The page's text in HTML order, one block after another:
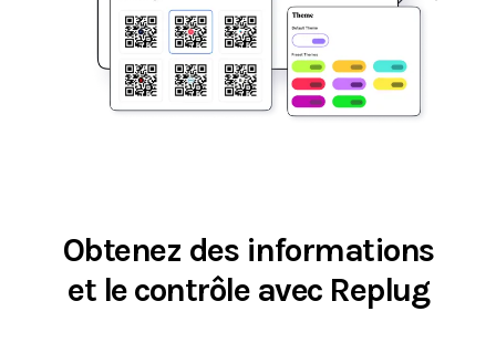
Obtenez des informations
et le contrôle avec Replug